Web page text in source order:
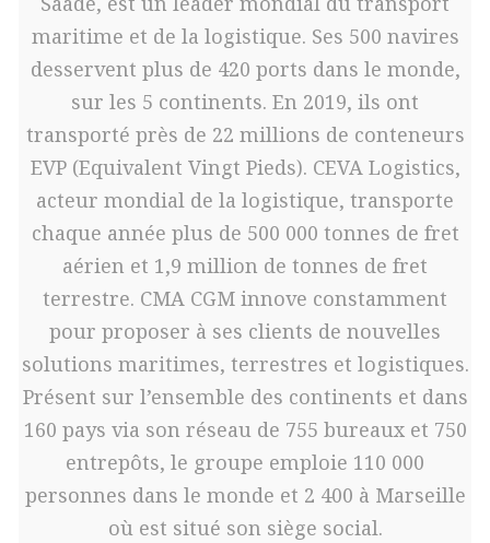
maritime et de la logistique. Ses 500 navires
desservent plus de 420 ports dans le monde,
sur les 5 continents. En 2019, ils ont
transporté près de 22 millions de conteneurs
EVP (Equivalent Vingt Pieds). CEVA Logistics,
acteur mondial de la logistique, transporte
chaque année plus de 500 000 tonnes de fret
aérien et 1,9 million de tonnes de fret
terrestre. CMA CGM innove constamment
pour proposer à ses clients de nouvelles
solutions maritimes, terrestres et logistiques.
Présent sur l’ensemble des continents et dans
160 pays via son réseau de 755 bureaux et 750
entrepôts, le groupe emploie 110 000
personnes dans le monde et 2 400 à Marseille
où est situé son siège social.